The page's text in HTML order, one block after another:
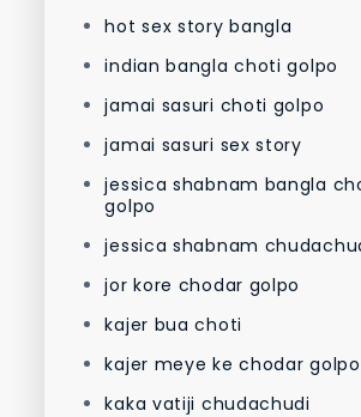
hot sex story bangla
indian bangla choti golpo
jamai sasuri choti golpo
jamai sasuri sex story
jessica shabnam bangla
golpo
jessica shabnam
jor kore chodar golpo
kajer bua choti
kajer meye ke chodar golpo
kaka vatiji chudachudi